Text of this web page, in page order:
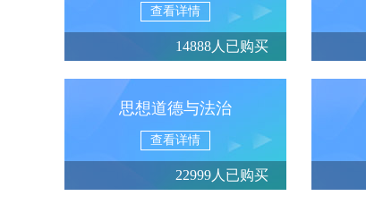
查看详情
14888人已购买
思想道德与法治
查看详情
22999人已购买